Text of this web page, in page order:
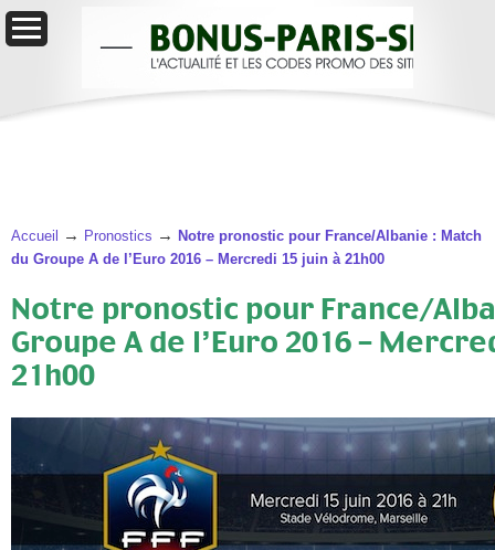
Accueil → Pronostics →
Notre pronostic pour France/Albanie : Match
du Groupe A de l’Euro 2016 – Mercredi 15 juin à 21h00
Notre pronostic pour France/
Groupe A de l’Euro 2016 –
21h00